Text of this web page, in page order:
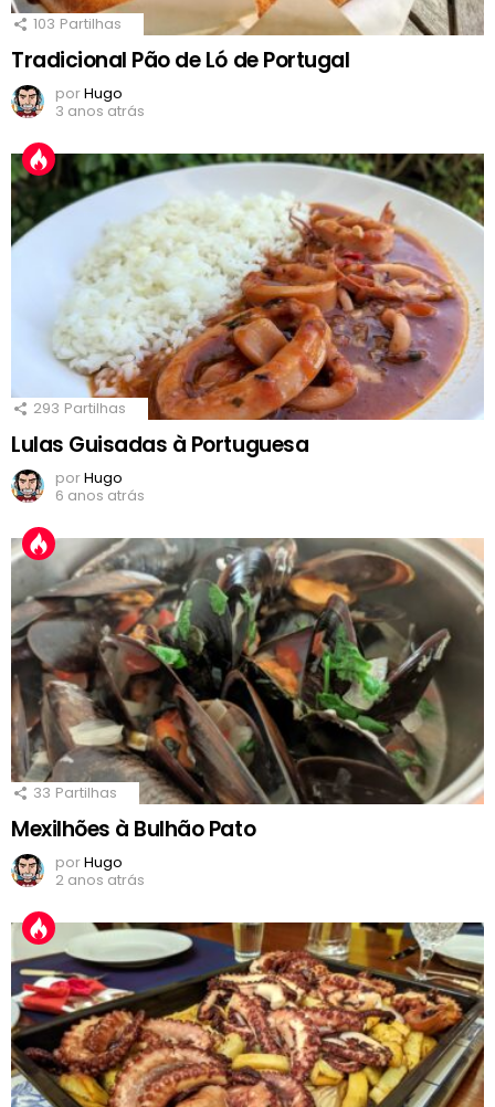
103 Partilhas
Tradicional Pão de Ló de Portugal
porHugo
3 anos atrás
293 Partilhas
Lulas Guisadas à Portuguesa
porHugo
6 anos atrás
33 Partilhas
Mexilhões à Bulhão Pato
porHugo
2 anos atrás